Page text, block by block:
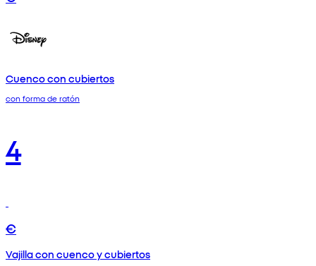
Cuenco con cubiertos
con forma de ratón
4
€
Vajilla con cuenco y cubiertos